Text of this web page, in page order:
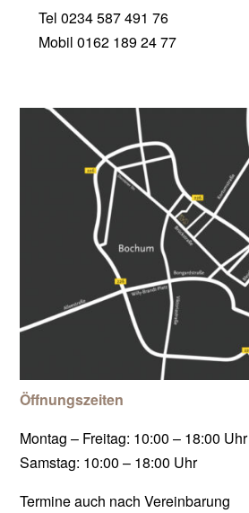
Tel 0234 587 491 76
Mobil 0162 189 24 77
Öffnungszeiten
Montag – Freitag: 10:00 – 18:00 Uhr
Samstag: 10:00 – 18:00 Uhr
Termine auch nach Vereinbarung